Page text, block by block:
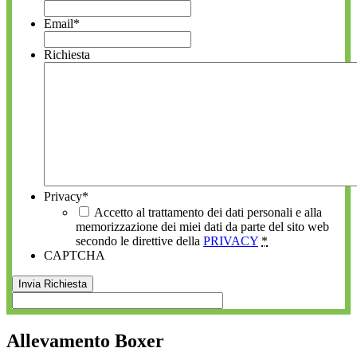
Email*
Richiesta
Privacy*
Accetto al trattamento dei dati personali e alla
memorizzazione dei miei dati da parte del sito web
secondo le direttive della PRIVACY *
CAPTCHA
Allevamento Boxer